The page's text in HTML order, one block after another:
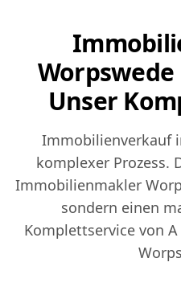
Unser
Immobilienverkauf
komplexer Prozess.
Immobilienmakler
sondern einen
Komplettservice von